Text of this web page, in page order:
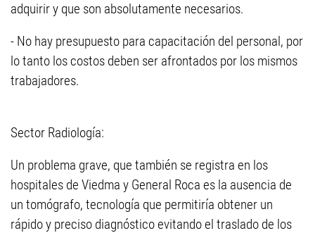
adquirir y que son absolutamente necesarios.
- No hay presupuesto para capacitación del personal, por
lo tanto los costos deben ser afrontados por los mismos
trabajadores.
Sector Radiología:
Un problema grave, que también se registra en los
hospitales de Viedma y General Roca es la ausencia de
un tomógrafo, tecnología que permitiría obtener un
rápido y preciso diagnóstico evitando el traslado de los